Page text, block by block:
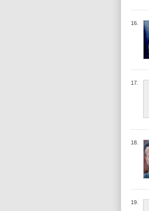
16.
17.
18.
19.